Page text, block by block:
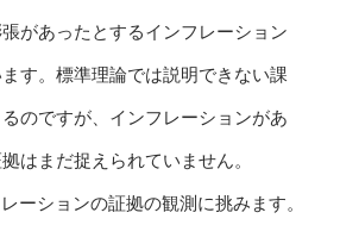
があったとするインフレーション
す。標準理論では説明できない課
のですが、インフレーションがあ
はまだ捉えられていません。
ーションの証拠の観測に挑みます。